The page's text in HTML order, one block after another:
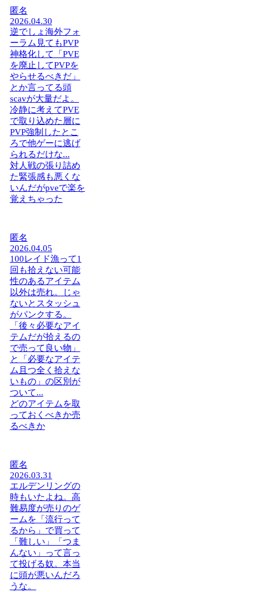
匿名
2026.04.30
逆でしょ海外フォ
ーラム見てもPVP
神格化して「PVE
を廃止してPVPを
やらせるべきだ」
とか言ってる頭
scavが大量だよ。
冷静に考えてPVE
で取り込めた層に
PVP強制したとこ
ろで他ゲーに逃げ
られるだけな...
対人戦の張り詰め
た緊張感も悪くな
いんだがpveで楽を
覚えちゃった
匿名
2026.04.05
100レイド漁って1
回も拾えない可能
性のあるアイテム
以外は売れ。じゃ
ないとスタッシュ
がパンクする。
「後々必要なアイ
テムだが拾えるの
で売って良い物」
と「必要なアイテ
ム且つ全く拾えな
いもの」の区別が
ついて...
どのアイテムを取
っておくべきか売
るべきか
匿名
2026.03.31
エルデンリングの
時もいたよね。高
難易度が売りのゲ
ームを「流行って
るから」で買って
「難しい」「つま
んない」って言っ
て投げる奴。本当
に頭が悪いんだろ
うな。